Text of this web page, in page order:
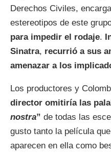
Derechos Civiles,
estereotipos de este
para impedir el rodaje.
Sinatra, recurrió a sus
amenazar a los
Los productores y
director omitiría las
nostra” de todas las
gusto tanto la película
aparecen en ella como